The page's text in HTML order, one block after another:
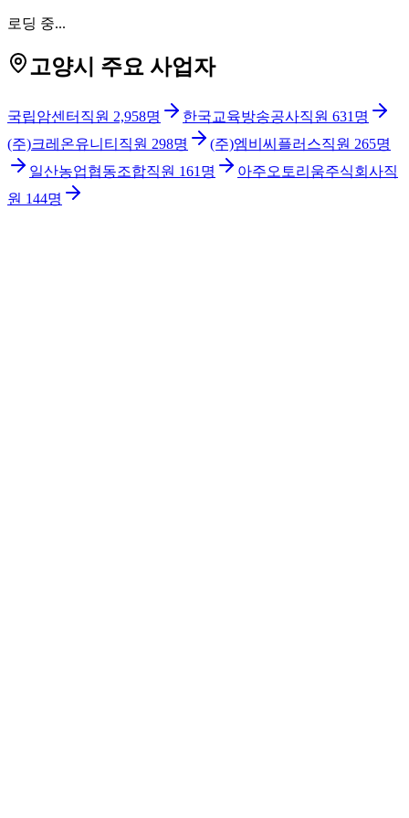
로딩 중...
고양시 주요 사업자
국립암센터 직원 2,958명 한국교육방송공사직원 631 명
(주)크레온유니티 직원 298명 (주)엠비씨플러스직원 265명
일산농업협동조합직원 161 명 아주오토리움주식회사직
원 144명